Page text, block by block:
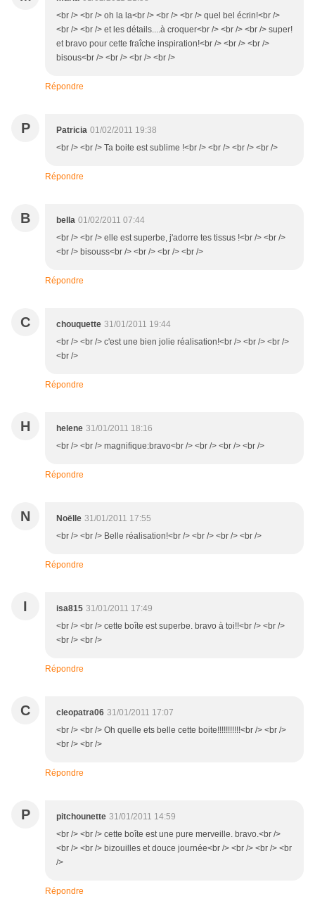
<br /> <br /> oh la la<br /> <br /> <br /> quel bel écrin!<br />
<br /> <br /> et les détails....à croquer<br /> <br /> <br /> super!
et bravo pour cette fraîche inspiration!<br /> <br /> <br />
bisous<br /> <br /> <br /> <br />
Répondre
P Patricia 01/02/2011 19:38
<br /> <br /> Ta boite est sublime !<br /> <br /> <br /> <br />
Répondre
B bella 01/02/2011 07:44
<br /> <br /> elle est superbe, j'adorre tes tissus !<br /> <br />
<br /> bisouss<br /> <br /> <br /> <br />
Répondre
C chouquette 31/01/2011 19:44
<br /> <br /> c'est une bien jolie réalisation!<br /> <br /> <br />
<br />
Répondre
H helene 31/01/2011 18:16
<br /> <br /> magnifique:bravo<br /> <br /> <br /> <br />
Répondre
N Noëlle 31/01/2011 17:55
<br /> <br /> Belle réalisation!<br /> <br /> <br /> <br />
Répondre
I isa815 31/01/2011 17:49
<br /> <br /> cette boîte est superbe. bravo à toi!!<br /> <br />
<br /> <br />
Répondre
C cleopatra06 31/01/2011 17:07
<br /> <br /> Oh quelle ets belle cette boite!!!!!!!!!!!<br /> <br />
<br /> <br />
Répondre
P pitchounette 31/01/2011 14:59
<br /> <br /> cette boîte est une pure merveille. bravo.<br />
<br /> <br /> bizouilles et douce journée<br /> <br /> <br /> <br
/>
Répondre